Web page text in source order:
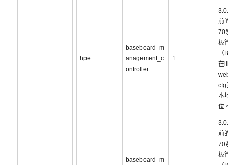
hpe
baseboard_m
anagement_c
ontroller
1
前
70
板
在
cfg
本
位
baseboard_m
前
70
板